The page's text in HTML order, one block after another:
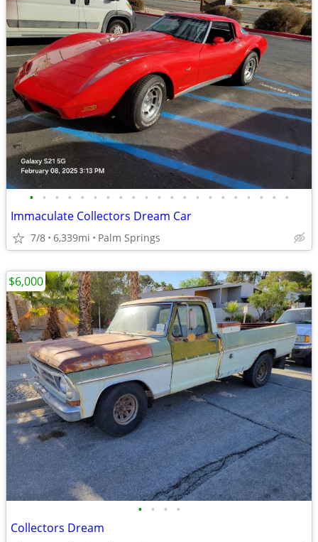
• • • • • • • • • • • • • • • • • • • • •
Immaculate Collectors Dream Car
7/8 6,339mi Palm Springs
• • • •
Collectors Dream
$6,000